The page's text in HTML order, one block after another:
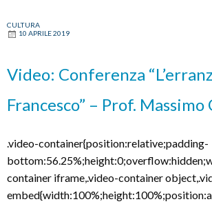
di
san
Francesco
farsi
prossimo»
CULTURA
10 APRILE 2019
Video: Conferenza
Francesco” – Prof. Massimo
.video-container{position:relative;padding-
container iframe,.video-container